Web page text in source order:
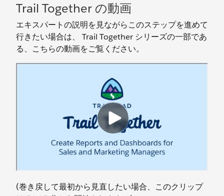
Trail Together の動画
エキスパートの説明を見ながらこのステップを進めて
行きたい場合は、 Trail Together シリーズの一部であ
る、こちらの動画をご覧ください。
(巻き戻して最初から見直したい場合、このクリップ